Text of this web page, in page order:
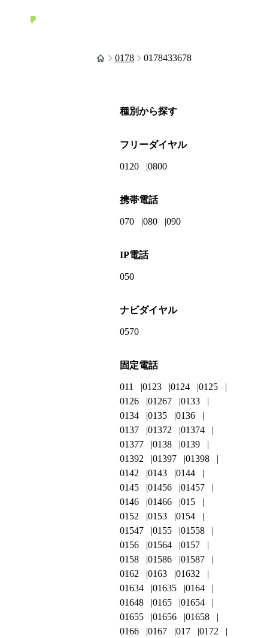
0178 0178433678
種別から探す
フリーダイヤル
0120 0800
携帯電話
070 080 090
IP電話
050
ナビダイヤル
0570
固定電話
011 0123 0124
0125
0126
01267
0133
0134
0135
0136
0137
01372
01374
01377
0138
0139
01392
01397
01398
0142
0143
0144
0145
01456
01457
0146
01466
015
0152
0153
0154
01547
0155
01558
0156
01564
0157
0158
01586
01587
0162
0163
01632
01634
01635
0164
01648
0165
01654
01655
01656
01658
0166
0167 017
0172